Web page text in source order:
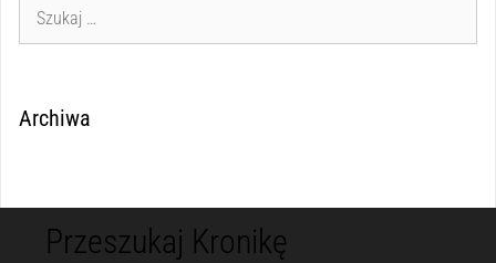
Archiwa
Przeszukaj Kronikę